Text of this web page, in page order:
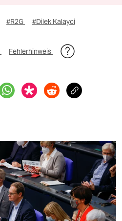
#R2G #Dilek Kalayci
Fehlerhinweis